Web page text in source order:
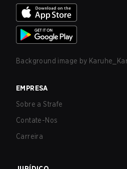
Background image by
EMPRESA
Sobre a Strafe
Contate-Nos
Carreira